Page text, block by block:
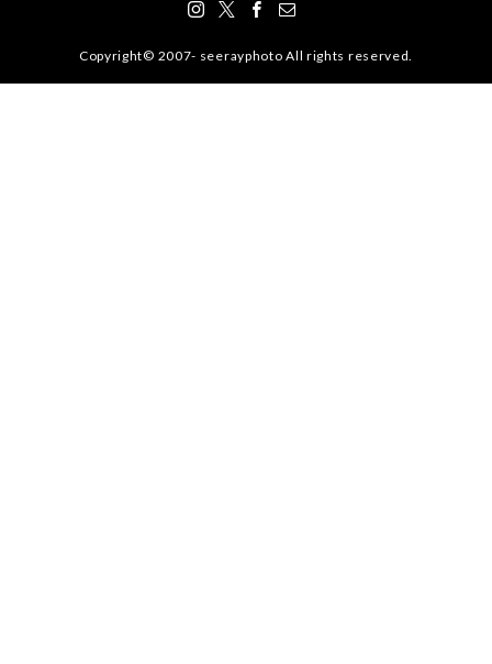
Copyright© 2007- seerayphoto All rights reserved.